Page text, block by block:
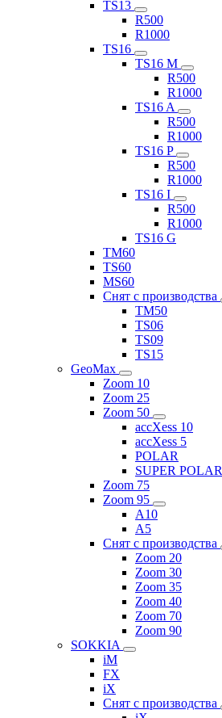
TS13
R500
R1000
TS16
TS16 M
R500
R1000
TS16 A
R500
R1000
TS16 P
R500
R1000
TS16 I
R500
R1000
TS16 G
TM60
TS60
MS60
Снят с производства
TM50
TS06
TS09
TS15
GeoMax
Zoom 10
Zoom 25
Zoom 50
accXess 10
accXess 5
POLAR
SUPER POLAR
Zoom 75
Zoom 95
A10
A5
Снят с производства
Zoom 20
Zoom 30
Zoom 35
Zoom 40
Zoom 70
Zoom 90
SOKKIA
iM
FX
iX
Снят с производства